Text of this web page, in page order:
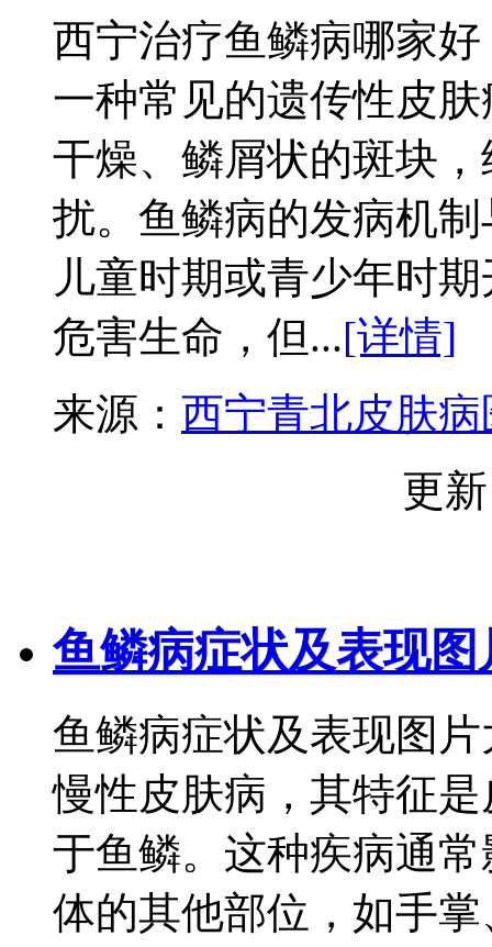
西宁治疗鱼鳞病哪家
一种常见的遗传性皮
干燥、鳞屑状的斑块
扰。鱼鳞病的发病机
儿童时期或青少年时
危害生命，但...[详情]
来源： 西宁青北皮肤病
更
鱼鳞病症状及表现
鱼鳞病症状及表现图
慢性皮肤病，其特征
于鱼鳞。这种疾病通
体的其他部位，如手